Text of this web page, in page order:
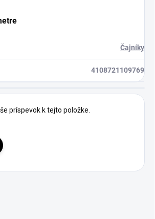
Čajníky
4108721109769
príspevok k tejto položke.